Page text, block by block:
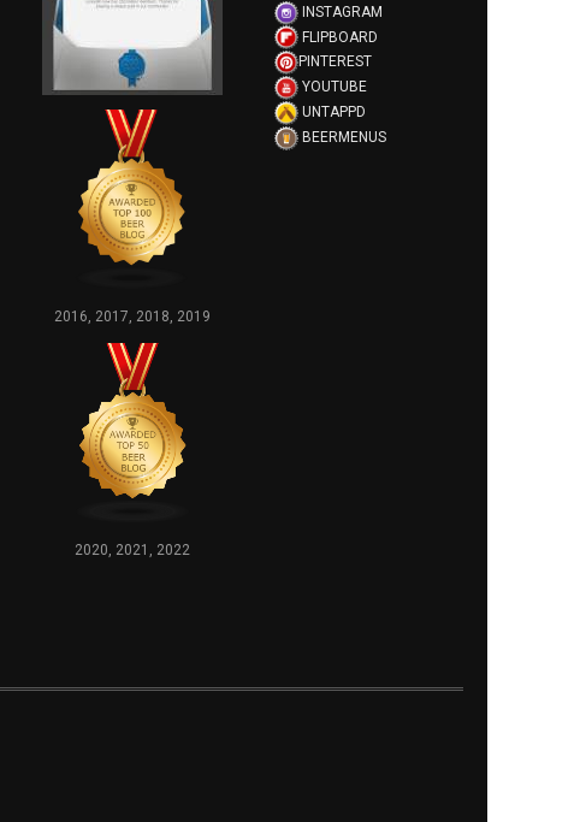
2016, 2017, 2018, 2019
2020, 2021, 2022
INSTAGRAM
FLIPBOARD
PINTEREST
YOUTUBE
UNTAPPD
BEERMENUS